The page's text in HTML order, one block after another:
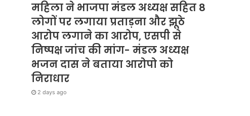
महिला ने भाजपा मंडल अध्यक्ष सहित 8
लोगों पर लगाया प्रताड़ना और झूठे
आरोप लगाने का आरोप, एसपी से
निष्पक्ष जांच की मांग- मंडल अध्यक्ष
भजन दास ने बताया आरोपो को
निराधार
2 days ago